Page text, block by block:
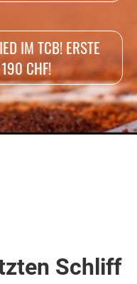
IM TCB! ERSTE
CHF!
Schliff